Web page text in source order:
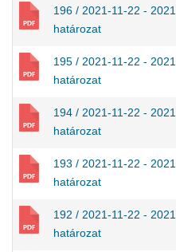
196 / 2021-11-22 -
határozat
195 / 2021-11-22 -
határozat
194 / 2021-11-22 -
határozat
193 / 2021-11-22 -
határozat
192 / 2021-11-22 -
határozat